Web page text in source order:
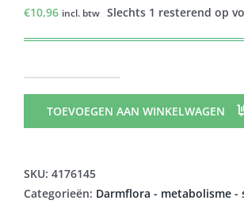
€10,96 incl. btw Slechts 1 resterend op
DIGEMEL
SIROOP
TOEVOEGEN AAN WINKELWAGEN
SKU: 4176145
Categorieën: Darmflora - metabolisme -